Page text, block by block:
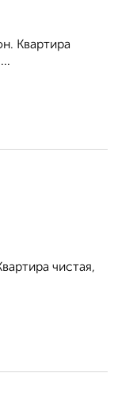
Квартира
чистая,